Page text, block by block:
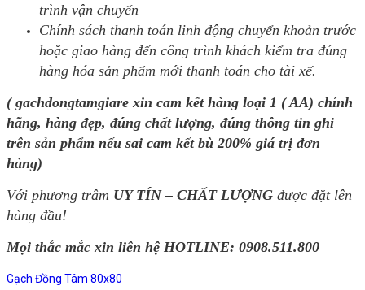
trình vận chuyển
Chính sách thanh toán linh động chuyển khoản trước
hoặc giao hàng đến công trình khách kiểm tra đúng
hàng hóa sản phẩm mới thanh toán cho tài xế.
( gachdongtamgiare xin cam kết hàng loại 1 ( AA) chính
hãng, hàng đẹp, đúng chất lượng, đúng thông tin ghi
trên sản phẩm nếu sai cam kết bù 200% giá trị đơn
hàng)
Với phương trâm UY TÍN – CHẤT LƯỢNG được đặt lên
hàng đầu!
Mọi thắc mắc xin liên hệ HOTLINE: 0908.511.800
Gạch Đồng Tâm 80x80